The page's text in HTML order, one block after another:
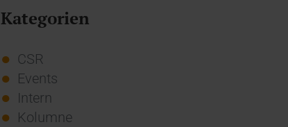
Kategorien
CSR
Events
Intern
Kolumne